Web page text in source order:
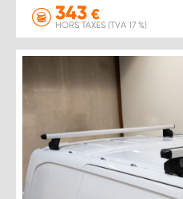
343 €
HORS TAXES (TVA 17 %)